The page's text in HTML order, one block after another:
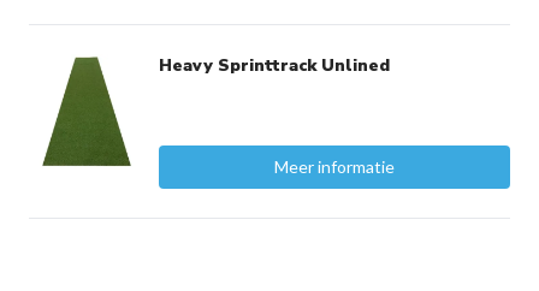
Heavy Sprinttrack Unlined
Meer informatie